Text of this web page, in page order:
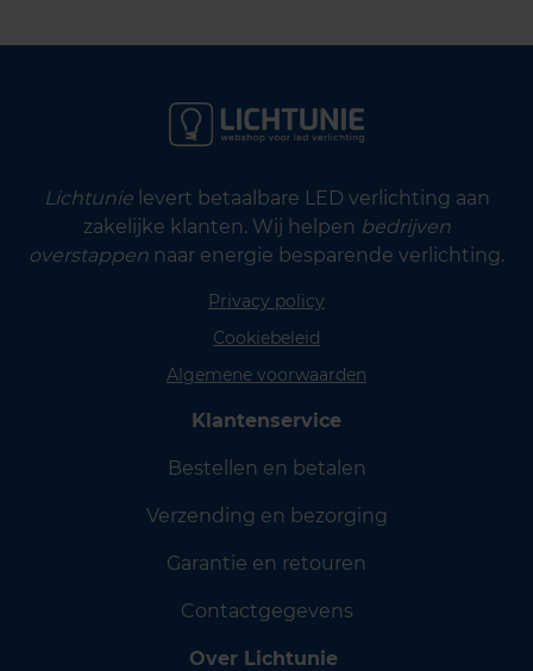
Lichtunielevert betaalbare LED verlichting aan
zakelijke klanten. Wij helpen bedrijven
overstappen naar energie besparende verlichting.
Privacy policy
Cookiebeleid
Algemene voorwaarden
Klantenservice
Bestellen en betalen
Verzending en bezorging
Garantie en retouren
Contactgegevens
Over Lichtunie